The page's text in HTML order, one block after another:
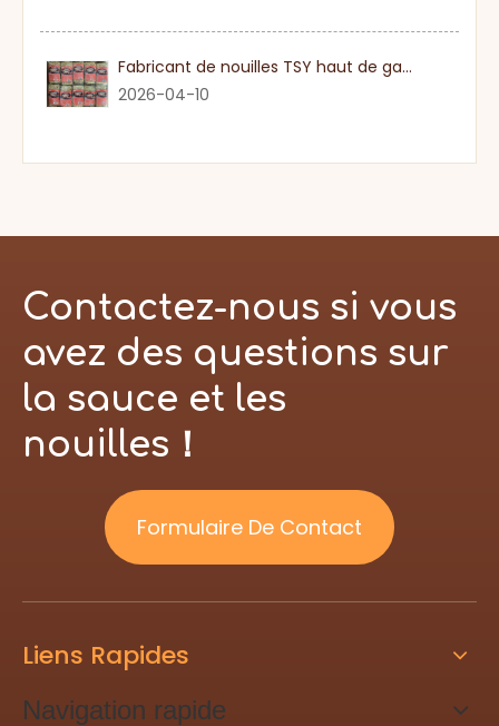
Fabricant de nouilles TSY haut de gamme dans le Guangdong
2026-04-10
Contactez-nous si vous
avez des questions sur
la sauce et les
nouilles！
Formulaire De Contact
Liens Rapides
Navigation rapide